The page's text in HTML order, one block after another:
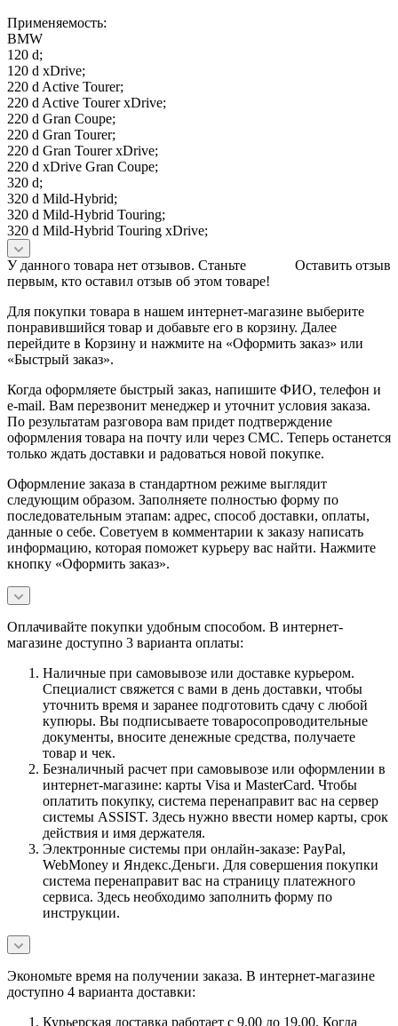
Применяемость:
BMW
120 d;
120 d xDrive;
220 d Active Tourer;
220 d Active Tourer xDrive;
220 d Gran Coupe;
220 d Gran Tourer;
220 d Gran Tourer xDrive;
220 d xDrive Gran Coupe;
320 d;
320 d Mild-Hybrid;
320 d Mild-Hybrid Touring;
320 d Mild-Hybrid Touring xDrive;
Оставить отзыв
У данного товара нет отзывов. Станьте
первым, кто оставил отзыв об этом товаре!
Для покупки товара в нашем интернет-магазине выберите
понравившийся товар и добавьте его в корзину. Далее
перейдите в Корзину и нажмите на «Оформить заказ» или
«Быстрый заказ».
Когда оформляете быстрый заказ, напишите ФИО, телефон и
e-mail. Вам перезвонит менеджер и уточнит условия заказа.
По результатам разговора вам придет подтверждение
оформления товара на почту или через СМС. Теперь останется
только ждать доставки и радоваться новой покупке.
Оформление заказа в стандартном режиме выглядит
следующим образом. Заполняете полностью форму по
последовательным этапам: адрес, способ доставки, оплаты,
данные о себе. Советуем в комментарии к заказу написать
информацию, которая поможет курьеру вас найти. Нажмите
кнопку «Оформить заказ».
Оплачивайте покупки удобным способом. В интернет-
магазине доступно 3 варианта оплаты:
Наличные при самовывозе или доставке курьером.
Специалист свяжется с вами в день доставки, чтобы
уточнить время и заранее подготовить сдачу с любой
купюры. Вы подписываете товаросопроводительные
документы, вносите денежные средства, получаете
товар и чек.
Безналичный расчет при самовывозе или оформлении в
интернет-магазине: карты Visa и MasterCard. Чтобы
оплатить покупку, система перенаправит вас на сервер
системы ASSIST. Здесь нужно ввести номер карты, срок
действия и имя держателя.
Электронные системы при онлайн-заказе: PayPal,
WebMoney и Яндекс.Деньги. Для совершения покупки
система перенаправит вас на страницу платежного
сервиса. Здесь необходимо заполнить форму по
инструкции.
Экономьте время на получении заказа. В интернет-магазине
доступно 4 варианта доставки:
Курьерская доставка работает с 9.00 до 19.00. Когда